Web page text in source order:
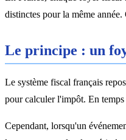
distinctes pour la même
Le principe : un
Le système fiscal français
pour calculer l'impôt. En
Cependant, lorsqu'un